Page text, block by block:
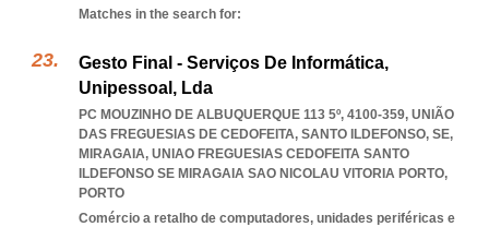
Matches in the search for:
Gesto Final - Serviços De Informática,
Unipessoal, Lda
PC MOUZINHO DE ALBUQUERQUE 113 5º, 4100-359, UNIÃO
DAS FREGUESIAS DE CEDOFEITA, SANTO ILDEFONSO, SE,
MIRAGAIA, UNIAO FREGUESIAS CEDOFEITA SANTO
ILDEFONSO SE MIRAGAIA SAO NICOLAU VITORIA PORTO,
PORTO
Comércio a retalho de computadores, unidades periféricas e